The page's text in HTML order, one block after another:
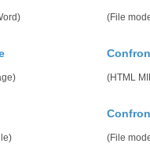
(File
(HTML
(File